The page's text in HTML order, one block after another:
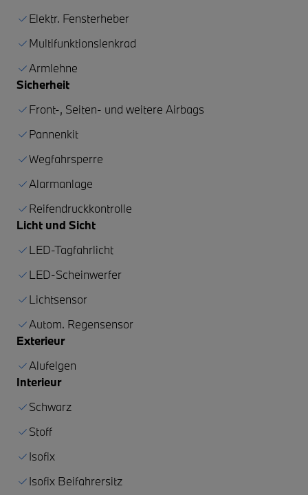
Elektr. Fensterheber
Multifunktionslenkrad
Armlehne
Sicherheit
Front-, Seiten- und weitere Airbags
Pannenkit
Wegfahrsperre
Alarmanlage
Reifendruckkontrolle
Licht und Sicht
LED-Tagfahrlicht
LED-Scheinwerfer
Lichtsensor
Autom. Regensensor
Exterieur
Alufelgen
Interieur
Schwarz
Stoff
Isofix
Isofix Beifahrersitz